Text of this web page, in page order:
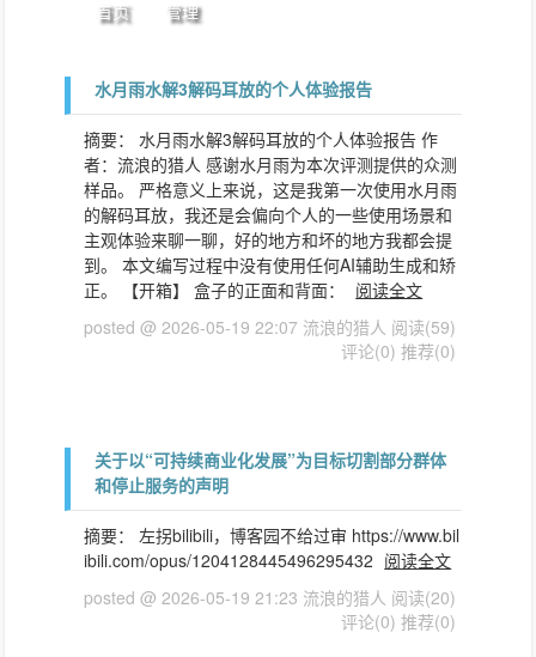
首页 管理
水月雨水解3解码耳放的个人体验报告
摘要： 水月雨水解3解码耳放的个人体验报告 作
者：流浪的猎人 感谢水月雨为本次评测提供的众测
样品。 严格意义上来说，这是我第一次使用水月雨
的解码耳放，我还是会偏向个人的一些使用场景和
主观体验来聊一聊，好的地方和坏的地方我都会提
到。 本文编写过程中没有使用任何AI辅助生成和矫
正。 【开箱】 盒子的正面和背面：
阅读全文
posted @ 2026-05-19 22:07 流浪的猎人 阅读(59)
评论(0) 推荐(0)
关于以“可持续商业化发展”为目标切割部分群体
和停止服务的声明
摘要： 左拐bilibili，博客园不给过审 https://www.bil
ibili.com/opus/1204128445496295432 阅读全文
posted @ 2026-05-19 21:23 流浪的猎人 阅读(20)
评论(0) 推荐(0)